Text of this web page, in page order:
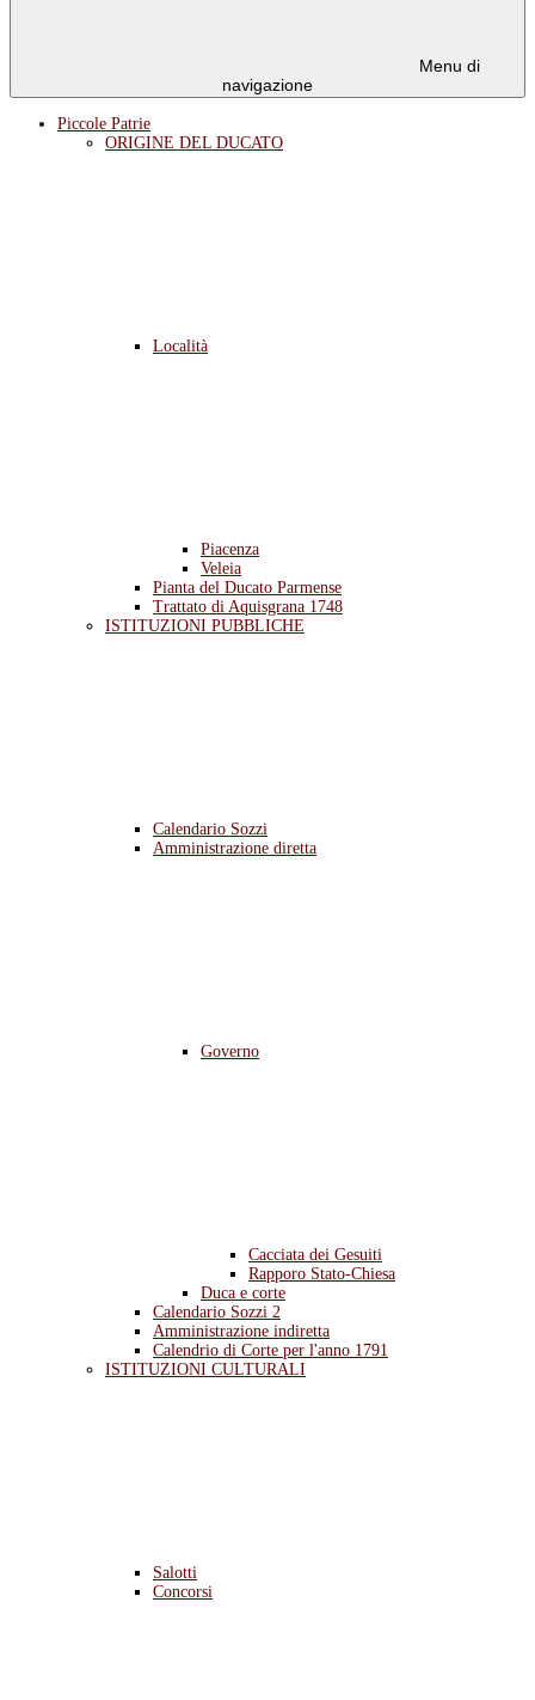
Menu di
navigazione
Piccole Patrie
ORIGINE DEL DUCATO
Località
Piacenza
Veleia
Pianta del Ducato Parmense
Trattato di Aquisgrana 1748
ISTITUZIONI PUBBLICHE
Calendario Sozzi
Amministrazione diretta
Governo
Cacciata dei Gesuiti
Rapporo Stato-Chiesa
Duca e corte
Calendario Sozzi 2
Amministrazione indiretta
Calendrio di Corte per l'anno 1791
ISTITUZIONI CULTURALI
Salotti
Concorsi